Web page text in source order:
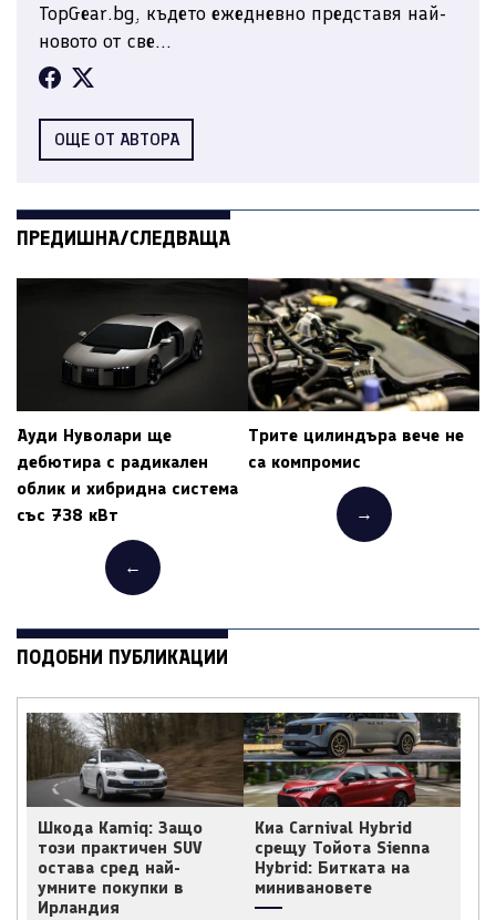
TopGear.bg, където ежедневно представя най-
новото от све...
ОЩЕ ОТ АВТОРА
ПРЕДИШНА/СЛЕДВАЩА
Ауди Нуволари ще
дебютира с радикален
облик и хибридна система
със 738 кВт
←
Трите цилиндъра вече не
са компромис
→
ПОДОБНИ ПУБЛИКАЦИИ
Шкода Kamiq: Защо
този практичен SUV
остава сред най-
умните покупки в
Ирландия
Киа Carnival Hybrid
срещу Тойота Sienna
Hybrid: Битката на
минивановете